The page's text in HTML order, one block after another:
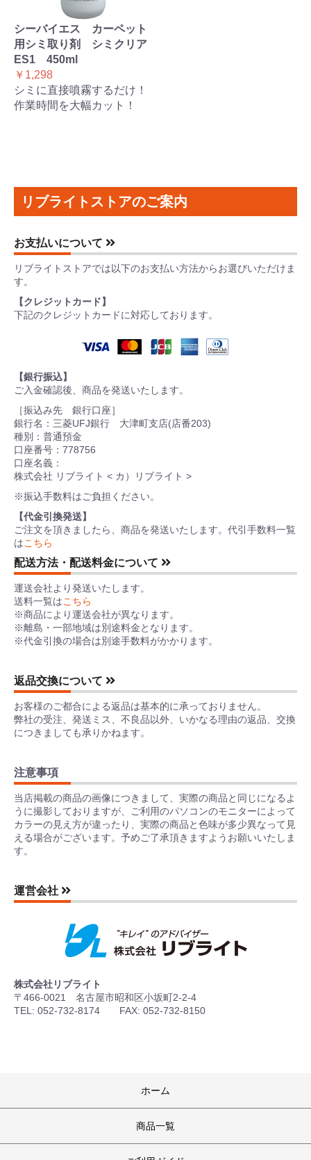
シーバイエス カーペット
用シミ取り剤 シミクリア
ES1 450ml
￥1,298
シミに直接噴霧するだけ！
作業時間を大幅カット！
リブライトストアのご案内
お支払いについて
リブライトストアでは以下のお支払い方法からお選びいただけま
す。
【クレジットカード】
下記のクレジットカードに対応しております。
【銀行振込】
ご入金確認後、商品を発送いたします。
［振込み先 銀行口座］
銀行名：三菱UFJ銀行 大津町支店(店番203)
種別：普通預金
口座番号：778756
口座名義：
株式会社 リブライト < カ）リブライト >
※振込手数料はご負担ください。
【代金引換発送】
ご注文を頂きましたら、商品を発送いたします。代引手数料一覧
はこちら
配送方法・配送料金について
運送会社より発送いたします。
送料一覧はこちら
※商品により運送会社が異なります。
※離島・一部地域は別途料金となります。
※代金引換の場合は別途手数料がかかります。
返品交換について
お客様のご都合による返品は基本的に承っておりません。
弊社の受注、発送ミス、不良品以外、いかなる理由の返品、交換
につきましても承りかねます。
注意事項
当店掲載の商品の画像につきまして、実際の商品と同じになるよ
うに撮影しておりますが、ご利用のパソコンのモニターによって
カラーの見え方が違ったり、実際の商品と色味が多少異なって見
える場合がございます。予めご了承頂きますようお願いいたしま
す。
運営会社
株式会社リブライト
〒466-0021 名古屋市昭和区小坂町2-2-4
TEL: 052-732-8174 FAX: 052-732-8150
ホーム
商品一覧